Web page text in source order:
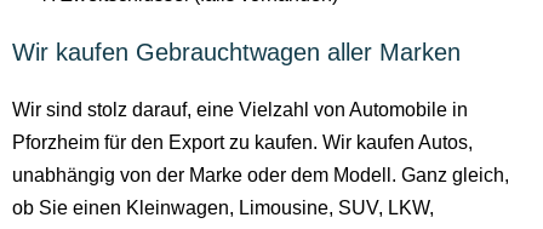
Wir kaufen Gebrauchtwagen aller Marken
Wir sind stolz darauf, eine Vielzahl von Automobile in
Pforzheim für den Export zu kaufen. Wir kaufen Autos,
unabhängig von der Marke oder dem Modell. Ganz gleich,
ob Sie einen Kleinwagen, Limousine, SUV, LKW,